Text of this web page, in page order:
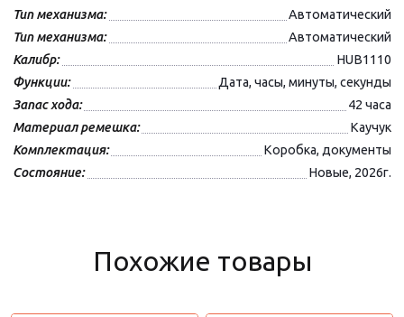
Тип механизма:
Автоматический
Тип механизма:
Автоматический
Калибр:
HUB1110
Функции:
Дата, часы, минуты, секунды
Запас хода:
42 часа
Материал ремешка:
Каучук
Комплектация:
Коробка, документы
Состояние:
Новые, 2026г.
Похожие товары